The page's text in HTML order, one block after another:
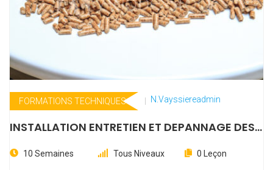
FORMATIONS TECHNIQUES N.vayssiereadmin
INSTALLATION ENTRETIEN ET DEPANNAGE DES
10 Semaines Tous Niveaux 0 Leçon